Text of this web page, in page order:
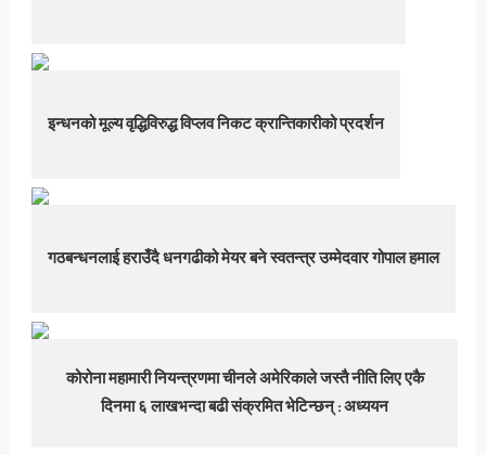
इन्धनको मूल्य वृद्धिविरुद्ध विप्लव निकट क्रान्तिकारीको प्रदर्शन
गठबन्धनलाई हराउँदै धनगढीको मेयर बने स्वतन्त्र उम्मेदवार गोपाल हमाल
कोरोना महामारी नियन्त्रणमा चीनले अमेरिकाले जस्तै नीति लिए एकै
दिनमा ६ लाखभन्दा बढी संक्रमित भेटिन्छन् : अध्ययन